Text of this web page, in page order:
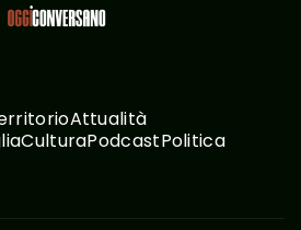
Attualità
CulturaPodcastPolitica